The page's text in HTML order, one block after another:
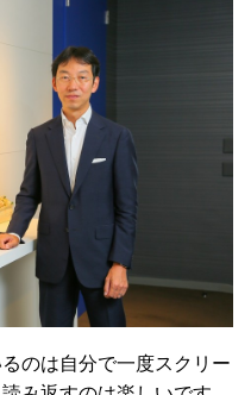
のは自分で一度スクリー